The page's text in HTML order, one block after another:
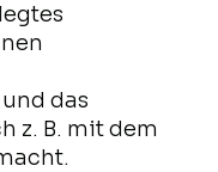
das
z. B. mit dem